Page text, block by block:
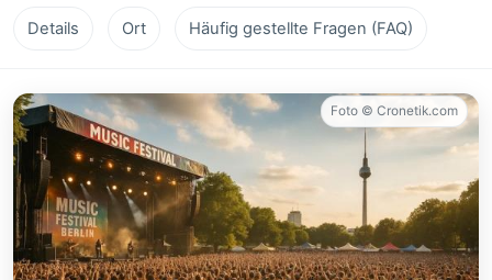
Details Ort Häufig gestellte Fragen (FAQ)
Foto © Cronetik.com